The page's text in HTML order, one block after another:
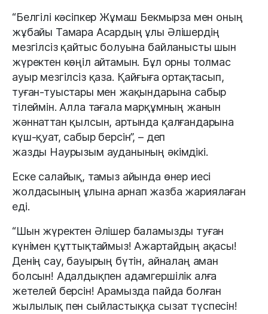
“Белгілі кәсіпкер Жұмаш Бекмырза мен оның
жұбайы Тамара Асардың ұлы Әлішердің
мезгілсіз қайтыс болуына байланысты шын
жүректен көңіл айтамын. Бұл орны толмас
ауыр мезгілсіз қаза. Қайғыға ортақтасып,
туған-туыстары мен жақындарына сабыр
тілеймін. Алла тағала марқұмның жанын
жәннаттан қылсын, артында қалғандарына
күш-қуат, сабыр берсін”, – деп
жазды Наурызым ауданының әкімдікі.
Еске салайық, тамыз айында өнер иесі
жолдасының ұлына арнап жазба жариялаған
еді.
“Шын жүректен Әлішер баламызды туған
күнімен құттықтаймыз! Ажартайдың ақасы!
Денің сау, бауырың бүтін, айналаң аман
болсын! Адалдықпен адамгершілік алға
жетелей берсін! Арамызда пайда болған
жылылық пен сыйластыққа сызат түспесін!